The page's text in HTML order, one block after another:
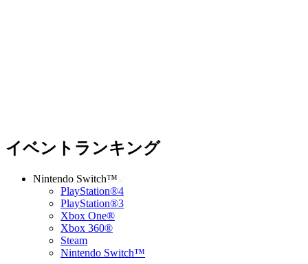
イベントランキング
Nintendo Switch™
PlayStation®4
PlayStation®3
Xbox One®
Xbox 360®
Steam
Nintendo Switch™